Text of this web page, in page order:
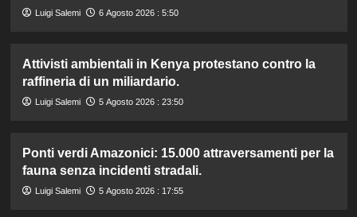
Luigi Salemi 6 Agosto 2026 : 5:50
Attivisti ambientali in Kenya protestano contro la
raffineria di un miliardario.
Luigi Salemi 5 Agosto 2026 : 23:50
Ponti verdi Amazonici: 15.000 attraversamenti per la
fauna senza incidenti stradali.
Luigi Salemi 5 Agosto 2026 : 17:55